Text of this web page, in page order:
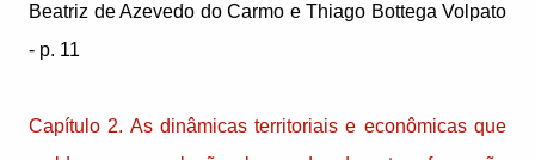
Beatriz de Azevedo do Carmo e Thiago Bottega Volpato
- p. 11
Capítulo 2. As dinâmicas territoriais e econômicas que